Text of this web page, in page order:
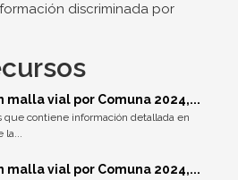
discriminada por
malla vial por Comuna 2024,...
que contiene información detallada en
la...
malla vial por Comuna 2024,...